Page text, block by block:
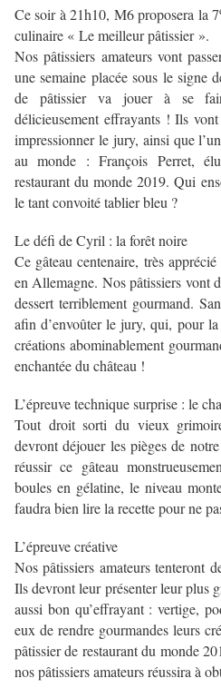
Ce soir à 21h10, M6 proposera la 7
culinaire « Le meilleur pâtissier ».
Nos pâtissiers amateurs vont
une semaine placée sous le signe
de pâtissier va jouer à se
délicieusement effrayants ! Ils
impressionner le jury, ainsi que
au monde : François Perret,
restaurant du monde 2019. Qui
le tant convoité tablier bleu ?
Le défi de Cyril : la forêt noire
Ce gâteau centenaire, très
en Allemagne. Nos pâtissiers vont
dessert terriblement gourmand.
afin d’envoûter le jury, qui, pour
créations abominablement
enchantée du château !
L’épreuve technique surprise : le
Tout droit sorti du vieux
devront déjouer les pièges de
réussir ce gâteau
boules en gélatine, le niveau
faudra bien lire la recette pour ne
L’épreuve créative
Nos pâtissiers amateurs tenteront
Ils devront leur présenter leur plus
aussi bon qu’effrayant : vertige,
eux de rendre gourmandes leurs
pâtissier de restaurant du monde
nos pâtissiers amateurs réussira à